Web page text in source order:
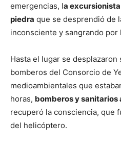
emergencias, la
piedra que se desprendió de
inconsciente y sangrando por
Hasta el lugar se desplazaron
bomberos del Consorcio de
medioambientales que
horas, bomberos y sanitarios
recuperó la consciencia, que
del helicóptero.